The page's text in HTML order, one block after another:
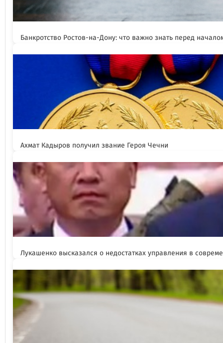
Банкротство Ростов-на-Дону: что важно знать перед
Ахмат Кадыров получил звание Героя Чечни
Лукашенко высказался о недостатках управления в